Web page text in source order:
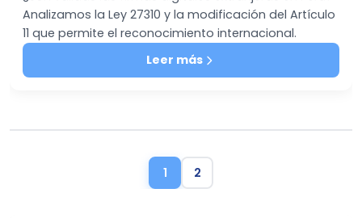
Analizamos la Ley 27310 y la modificación del Artículo
11 que permite el reconocimiento internacional.
Leer más
1 2